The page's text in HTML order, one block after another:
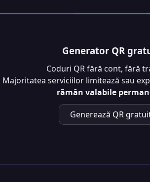
Generator QR
Coduri QR fără cont, fără
Majoritatea serviciilor limitează sau
rămân valabile
Generează QR